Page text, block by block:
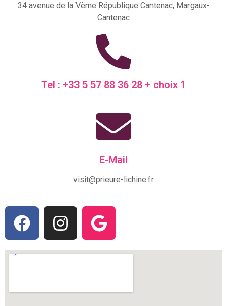
34 avenue de la Vème République Cantenac, Margaux-
Cantenac
Tel : +33 5 57 88 36 28 + choix 1
E-Mail
visit@prieure-lichine.fr